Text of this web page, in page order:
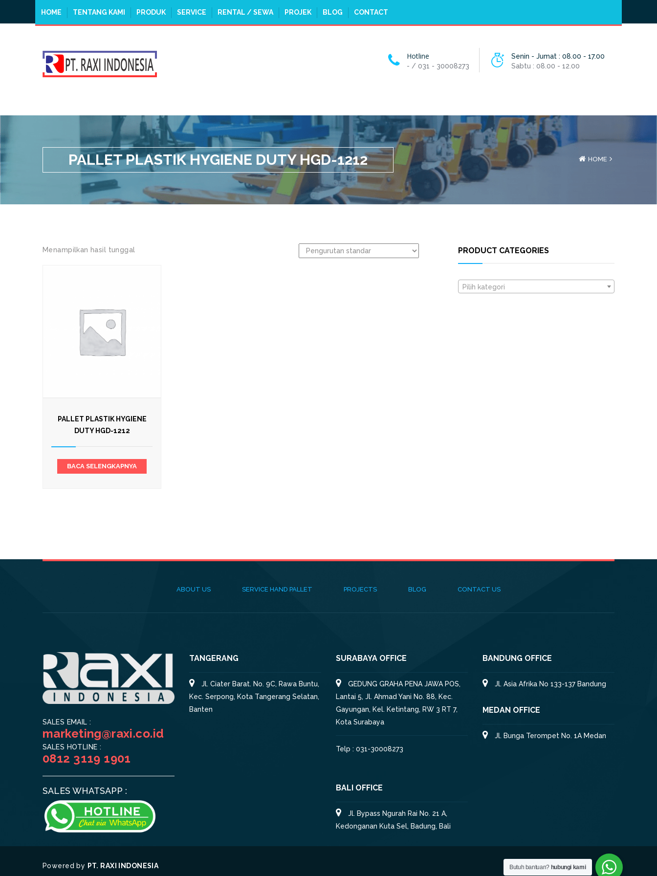
Senin - Jumat : 08.00 - 17.00
Sabtu : 08.00 - 12.00
Hotline
- / 031 - 30008273
HOME TENTANG KAMI PRODUK SERVICE RENTAL / SEWA PROJEK BLOG CONTACT
PALLET PLASTIK HYGIENE DUTY HGD-1212 HOME
Menampilkan hasil tunggal
PALLET PLASTIK HYGIENE
DUTY HGD-1212
BACA SELENGKAPNYA
PRODUCT CATEGORIES
Pilih kategori
ABOUT US SERVICE HAND PALLET PROJECTS BLOG CONTACT US
SALES EMAIL :
marketing@raxi.co.id
SALES HOTLINE :
0812 3119 1901
SALES WHATSAPP :
TANGERANG
Jl. Ciater Barat. No. 9C, Rawa Buntu,
Kec. Serpong, Kota Tangerang Selatan,
Banten
SURABAYA OFFICE
GEDUNG GRAHA PENA JAWA POS,
Lantai 5, Jl. Ahmad Yani No. 88, Kec.
Gayungan, Kel. Ketintang, RW 3 RT 7,
Kota Surabaya
Telp : 031-30008273
BALI OFFICE
Jl. Bypass Ngurah Rai No. 21 A,
Kedonganan Kuta Sel, Badung, Bali
BANDUNG OFFICE
Jl. Asia Afrika No 133-137 Bandung
MEDAN OFFICE
Jl. Bunga Terompet No. 1A Medan
Powered by PT. RAXI INDONESIA Butuh bantuan? hubungi kami